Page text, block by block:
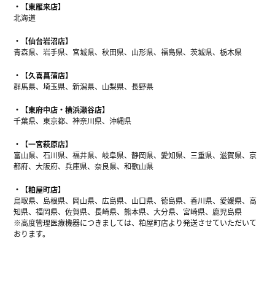
【東雁来店】
北海道
【仙台岩沼店】
青森県、岩手県、宮城県、秋田県、山形県、福島県、茨城県、栃木県
【久喜菖蒲店】
群馬県、埼玉県、新潟県、山梨県、長野県
【東府中店・横浜瀬谷店】
千葉県、東京都、神奈川県、沖縄県
【一宮萩原店】
富山県、石川県、福井県、岐阜県、静岡県、愛知県、三重県、滋賀県、京
都府、大阪府、兵庫県、奈良県、和歌山県
【粕屋町店】
鳥取県、島根県、岡山県、広島県、山口県、徳島県、香川県、愛媛県、高
知県、福岡県、佐賀県、長崎県、熊本県、大分県、宮崎県、鹿児島県
※高度管理医療機器につきましては、粕屋町店より発送させていただいて
おります。